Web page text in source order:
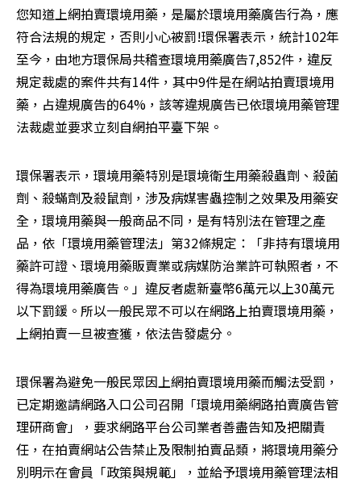
您知道上網拍賣環境用藥，是屬於環境用藥廣告行為，應
符合法規的規定，否則小心被罰!環保署表示，統計102年
至今，由地方環保局共稽查環境用藥廣告7,852件，違反
規定裁處的案件共有14件，其中9件是在網站拍賣環境用
藥，占違規廣告的64%，該等違規廣告已依環境用藥管理
法裁處並要求立刻自網拍平臺下架。
環保署表示，環境用藥特別是環境衛生用藥殺蟲劑、殺菌
劑、殺蟎劑及殺鼠劑，涉及病媒害蟲控制之效果及用藥安
全，環境用藥與一般商品不同，是有特別法在管理之產
品，依「環境用藥管理法」第32條規定：「非持有環境用
藥許可證、環境用藥販賣業或病媒防治業許可執照者，不
得為環境用藥廣告。」違反者處新臺幣6萬元以上30萬元
以下罰鍰。所以一般民眾不可以在網路上拍賣環境用藥，
上網拍賣一旦被查獲，依法告發處分。
環保署為避免一般民眾因上網拍賣環境用藥而觸法受罰，
已定期邀請網路入口公司召開「環境用藥網路拍賣廣告管
理研商會」，要求網路平台公司業者善盡告知及把關責
任，在拍賣網站公告禁止及限制拍賣品類，將環境用藥分
別明示在會員「政策與規範」，並給予環境用藥管理法相